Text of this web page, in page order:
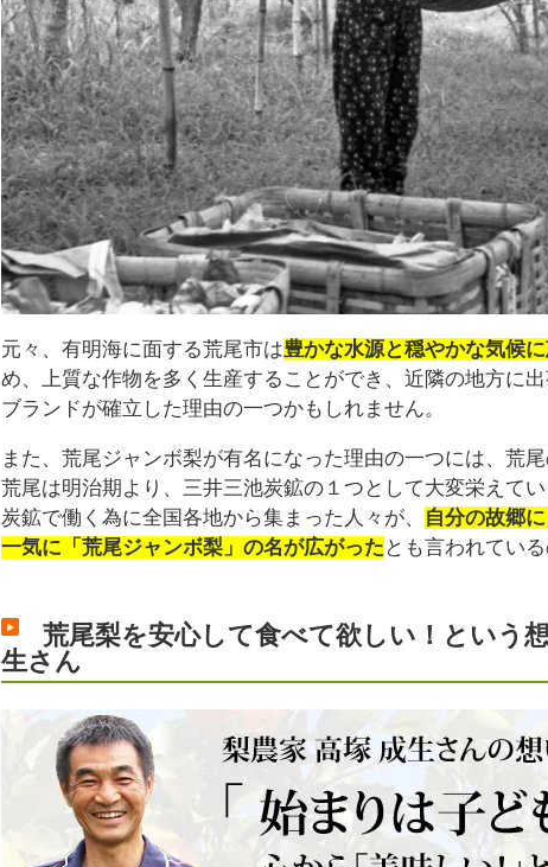
元々、有明海に面する荒尾市は豊かな水源と穏やかな気候
め、上質な作物を多く生産することができ、近隣の地方に
ブランドが確立した理由の一つかもしれません。
また、荒尾ジャンボ梨が有名になった理由の一つには、荒
荒尾は明治期より、三井三池炭鉱の１つとして大変栄えてい
炭鉱で働く為に全国各地から集まった人々が、 自分の故郷
一気に「荒尾ジャンボ梨」の名が広がった とも言われている
荒尾梨を安心して食べて欲しい！という
生さん